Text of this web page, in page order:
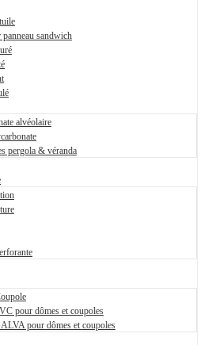
sandwich
alvéolaire
pergola & véranda
pour dômes et coupoles
pour dômes et coupoles